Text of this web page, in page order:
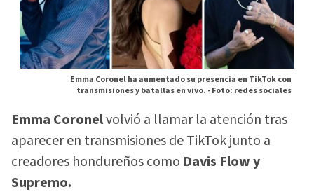
Emma Coronel ha aumentado su presencia en TikTok con
transmisiones y batallas en vivo. -Foto: redes sociales
Emma Coronelvolvió a llamar la atención tras
aparecer en transmisiones de TikTok junto a
creadores hondureños como Davis Flow y
Supremo.